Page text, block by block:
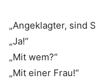
„Angeklagter, sind
„Ja!“
„Mit wem?“
„Mit einer Frau!“